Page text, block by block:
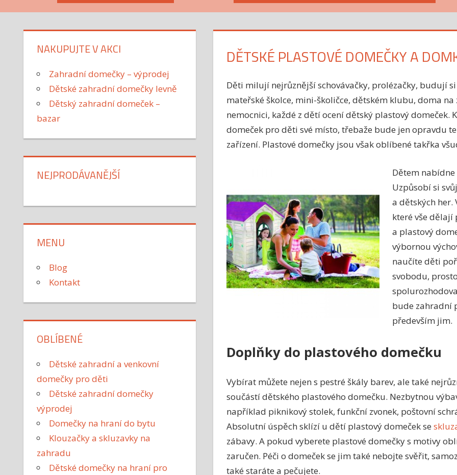
DĚTSKÉ PLASTOVÉ DOMEČKY A
Děti milují nejrůznější schovávačky, prolézačky, budují
mateřské školce, mini-školičce, dětském klubu, doma
nemocnici, každé z dětí ocení dětský plastový domeček.
domeček pro děti své místo, třebaže bude jen opravdu
zařízení. Plastové domečky jsou však oblíbené takřka
Dětem
Uzpůsobí si
a dětských her.
které vše
a plastový
výbornou
naučíte děti
svobodu,
bude zahradní
především jim.
Doplňky do plastového domečku
Vybírat můžete nejen s pestré škály barev, ale také
součástí dětského plastového domečku. Nezbytnou
například piknikový stolek, funkční zvonek, poštovní
Absolutní úspěch sklízí u dětí plastový domeček se
zábavy. A pokud vyberete plastové domečky s motivy
zaručen. Péči o domeček se jim také nebojte svěřit,
také staráte a pečujete.
NAKUPUJTE V AKCI
Zahradní domečky – výprodej
Dětské zahradní domečky levně
Dětský zahradní domeček –
bazar
NEJPRODÁVANĚJŠÍ
MENU
Blog
Kontakt
OBLÍBENÉ
Dětské zahradní a venkovní
domečky pro děti
Dětské zahradní domečky
výprodej
Domečky na hraní do bytu
Klouzačky a skluzavky na
zahradu
Dětské domečky na hraní pro